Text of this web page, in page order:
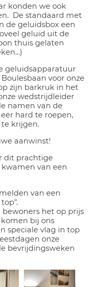
konden we ook
De standaard met
de geluidsbox een
geluid uit de
thuis gelaten
geluidsapparatuur
voor onze
zijn barkruk in het
wedstrijdleider
namen van de
hard te roepen,
te krijgen.
aanwinst!
dit prachtige
van een
van een
het op prijs
bij ons
speciale vlag in top
onze
bevrijdingsweken